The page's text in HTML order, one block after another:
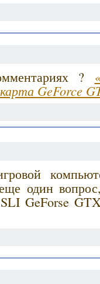
?
GeForce
один
GeForse